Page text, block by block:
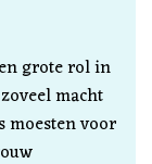
grote rol in
macht
moesten voor